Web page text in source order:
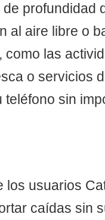
profundidad
al aire libre o
las
o servicios
sin
los usuarios
caídas sin